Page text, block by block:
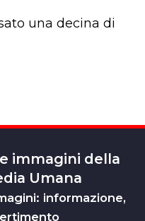
una decina di
immagini della
Umana
informazione,